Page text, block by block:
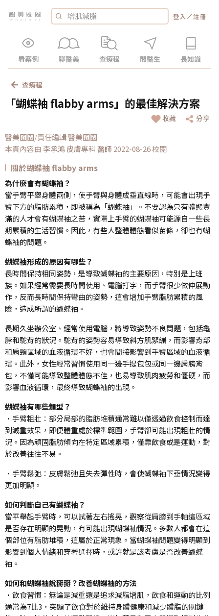
登入 ／註冊
看案例 聊醫美 查療程 問醫生 長知識
查療程
「蝴蝶袖 flabby arms」的最佳解決方案
收藏 分享
醫美圈圈/責任編輯 醫美圈圈
本頁內容由李承鴻 皮膚專科醫師 2022-08-26 校閱
關於蝴蝶袖 flabby arms
為什麼會有蝴蝶袖？
當手臂平舉身體兩側，使手臂與身體成垂直線時，可能會出現手
臂下方的脂肪累積，即被稱為「蝴蝶袖」。不要認為只有體態豐
滿的人才會有蝴蝶袖之苦，實際上手臂的蝴蝶袖可能源自一些長
期累積的生活習慣。因此，有些人整體體態看似苗條，卻也有蝴
蝶袖的問題。
蝴蝶袖形成的原因有哪些？
長時間保持相同姿勢，是導致蝴蝶袖的主要原因，特別是上班
族。如果經常需要長時間使用、電腦打字，而手臂很少做伸展動
作，反而長時間保持彎曲的姿勢，這會增加手臂脂肪累積的風
險，造成所謂的蝴蝶袖。
長期久坐辦公室、經常使用電腦，將導致姿勢不良問題，包括龜
脖和駝背的狀況。駝背的姿勢容易導致斜方肌緊繃，而影響背部
和肩頸區域的血液循環不好，也會間接影響到手臂區域的血液循
環。此外，女性經常習慣使用同一邊手提包包或同一邊肩膀背
包，不僅可能導致整體體態不佳，也易導致肌肉疲勞和僵硬，而
影響血液循環，最終導致蝴蝶袖的出現。
蝴蝶袖有哪些類型？
•手臂粗壯：部分局部的脂肪堆積通常難以僅透過飲食控制而達
到減重效果，即便體重處於標準範圍，手臂卻可能出現粗壯的情
況。因為頑固脂肪傾向在特定區域累積，僅靠飲食或是運動，對
於改善往往不易。
•手臂鬆弛：皮膚鬆弛且失去彈性時，會使蝴蝶袖下垂情況變得
更加明顯。
如何判斷自己有蝴蝶袖？
當平舉起手臂時，可以試著左右搖晃，觀察從肩膀到手軸這區域
是否存在明顯的晃動，有可能出現蝴蝶袖情況。多數人都會在這
個部位有脂肪堆積，這屬於正常現象。當蝴蝶袖問題變得明顯到
影響到個人情緒和穿著選擇時，或許就是該考慮是否改善蝴蝶
袖。
如何和蝴蝶袖說掰掰？改善蝴蝶袖的方法
•飲食習慣：無論是減重還是追求減脂增肌，飲食和運動的比例
通常為7比3，突顯了飲食對於維持身體健康和減少體脂的關鍵